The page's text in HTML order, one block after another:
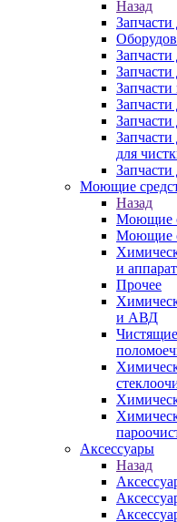
Назад
Запчасти
Запчасти
для
Моющие
Назад
Моющие
Моющие
и
Прочее
и АВД
Аксессуары
Назад